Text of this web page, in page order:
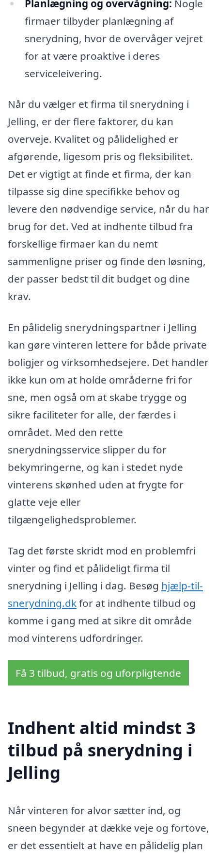
Planlægning og overvågning: Nogle
firmaer tilbyder planlægning af
snerydning, hvor de overvåger vejret
for at være proaktive i deres
serviceleivering.
Når du vælger et firma til snerydning i
Jelling, er der flere faktorer, du kan
overveje. Kvalitet og pålidelighed er
afgørende, ligesom pris og fleksibilitet.
Det er vigtigt at finde et firma, der kan
tilpasse sig dine specifikke behov og
levere den nødvendige service, når du har
brug for det. Ved at indhente tilbud fra
forskellige firmaer kan du nemt
sammenligne priser og finde den løsning,
der passer bedst til dit budget og dine
krav.
En pålidelig snerydningspartner i Jelling
kan gøre vinteren lettere for både private
boligjer og virksomhedsejere. Det handler
ikke kun om at holde områderne fri for
sne, men også om at skabe trygge og
sikre faciliteter for alle, der færdes i
området. Med den rette
snerydningsservice slipper du for
bekymringerne, og kan i stedet nyde
vinterens skønhed uden at frygte for
glatte veje eller
tilgængelighedsproblemer.
Tag det første skridt mod en problemfri
vinter og find et pålideligt firma til
snerydning i Jelling i dag. Besøg hjælp-til-
snerydning.dkfor at indhente tilbud og
komme i gang med at sikre dit område
mod vinterens udfordringer.
Få 3 tilbud, gratis og uforpligtende
Indhent altid mindst 3
tilbud på snerydning i
Jelling
Når vinteren for alvor sætter ind, og
sneen begynder at dække veje og fortove,
er det essentielt at have en pålidelig plan